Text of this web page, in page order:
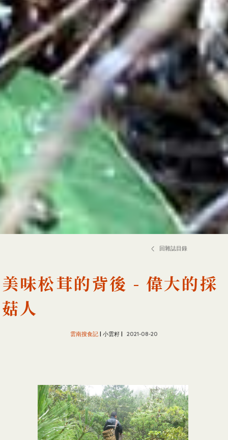
回雜誌目錄
美味松茸的背後 - 偉大的採
菇人
雲南搜食記 | 小雲籽 | 2021-08-20